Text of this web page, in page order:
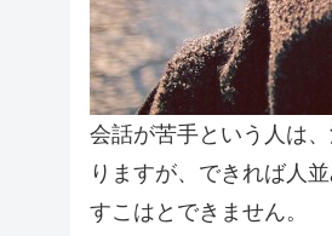
会話が苦手という人は
りますが、できれば人
すこはとできません。